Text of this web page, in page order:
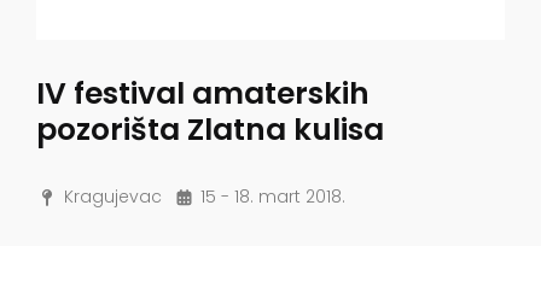
IV festival amaterskih
pozorišta Zlatna kulisa
Kragujevac 15 - 18. mart 2018.